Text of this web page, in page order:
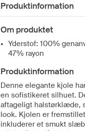
Produktinformation
Om produktet
Yderstof: 100%
47% rayon
Produktinformation
Denne elegante kjole
en sofistikeret silhuet.
aftageligt halstørklæde,
look. Kjolen er
inkluderer et smukt